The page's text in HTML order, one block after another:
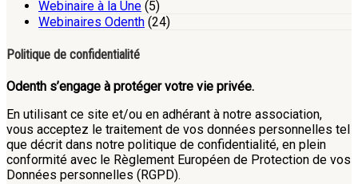
Webinaire à la Une (5)
Webinaires Odenth (24)
Politique de confidentialité
Odenth s’engage à protéger votre vie privée.
En utilisant ce site et/ou en adhérant à notre association,
vous acceptez le traitement de vos données personnelles tel
que décrit dans notre politique de confidentialité, en plein
conformité avec le Règlement Européen de Protection de vos
Données personnelles (RGPD).